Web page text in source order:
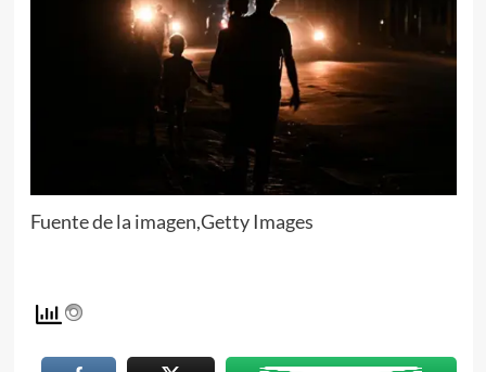
Fuente de la imagen,Getty Images